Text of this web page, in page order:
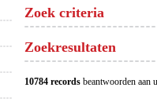
Zoek criteria
Zoekresultaten
10784 records beantwoorden aan